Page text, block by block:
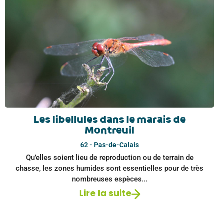
Les libellules dans le marais de
Montreuil
62 - Pas-de-Calais
Qu’elles soient lieu de reproduction ou de terrain de
chasse, les zones humides sont essentielles pour de très
nombreuses espèces...
Lire la suite